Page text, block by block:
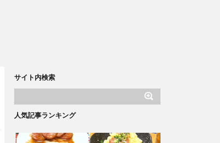
サイト内検索
人気記事ランキング